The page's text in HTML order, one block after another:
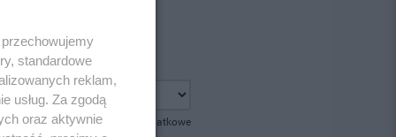
pokaż opcje dodatkowe
standardowe
reklam,
usług. Za zgodą
oraz aktywnie